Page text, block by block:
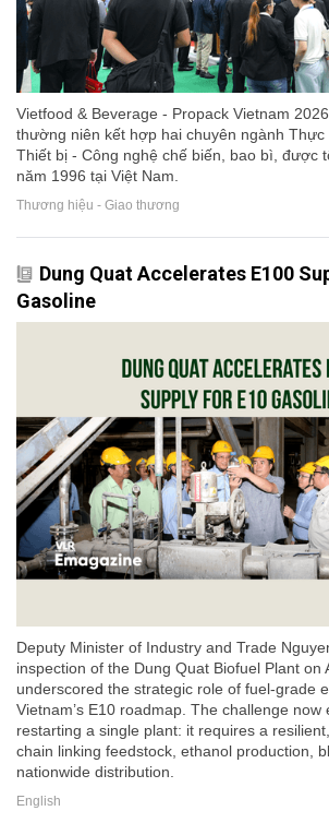
Vietfood & Beverage - Propack Vietnam
thường niên kết hợp hai chuyên ngành
Thiết bị - Công nghệ chế biến, bao bì, được
năm 1996 tại Việt Nam.
Thương hiệu - Giao thương
Dung Quat Accelerates E100
Gasoline
Deputy Minister of Industry and Trade
inspection of the Dung Quat Biofuel Plant on
underscored the strategic role of fuel-grade
Vietnam’s E10 roadmap. The challenge now
restarting a single plant: it requires a
chain linking feedstock, ethanol production,
nationwide distribution.
English